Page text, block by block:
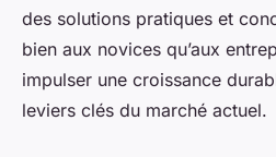
des solutions pratiques et
bien aux novices qu’aux
impulser une croissance
leviers clés du marché actuel.